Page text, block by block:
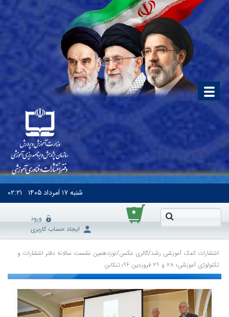
شنبه۱۷ اَمرداد ۱۴۰۵ ۰۲:۲۱
۰
ورود
ایجاد حساب کاربری
انتشارات کمک آموزشی رشد/گالری عکس/نوزدهمین نشست سالانه دفتر انتشارات و
تکنولوژی آموزشی؛ ۲۸ و ۲۹ فروردین ۹۶؛ تنکابن